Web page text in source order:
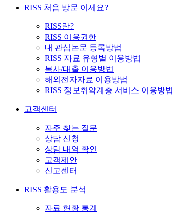
RISS 처음 방문 이세요?
RISS란?
RISS 이용권한
내 관심논문 등록방법
RISS 자료 유형별 이용방법
복사/대출 이용방법
해외전자자료 이용방법
RISS 정보취약계층 서비스 이용방법
고객센터
자주 찾는 질문
상담 신청
상담 내역 확인
고객제안
신고센터
RISS 활용도 분석
자료 현황 통계